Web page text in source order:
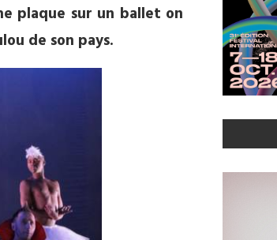
plaque sur un ballet on
de son pays.